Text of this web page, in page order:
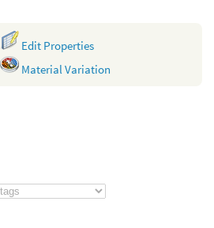
Edit Properties
Material Variation